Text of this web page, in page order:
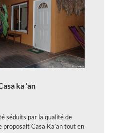
ka ‘an
séduits par la qualité de
proposait Casa Ka’an tout en